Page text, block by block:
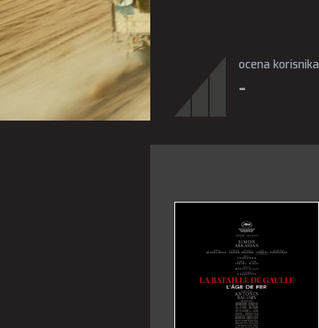
ocena korisnika
-